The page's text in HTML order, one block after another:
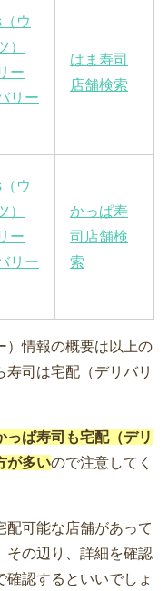
ウ
）
ー
リー
はま寿司
店舗検索
ウ
）
ー
リー
かっぱ寿
司店舗検
索
）情報の概要は以上の
司は宅配（デリバリ
っぱ寿司も宅配（デリ
が多いので注意してく
配可能な店舗があって
その辺り、詳細を確認
確認するといいでしょ